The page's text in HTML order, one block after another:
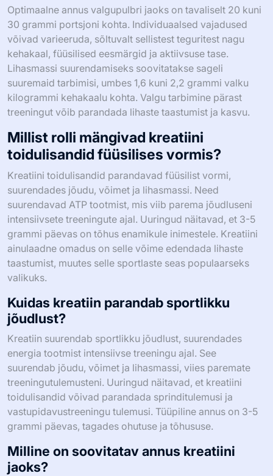
Optimaalne annus valgupulbri jaoks on tavaliselt 20 kuni
30 grammi portsjoni kohta. Individuaalsed vajadused
võivad varieeruda, sõltuvalt sellistest teguritest nagu
kehakaal, füüsilised eesmärgid ja aktiivsuse tase.
Lihasmassi suurendamiseks soovitatakse sageli
suuremaid tarbimisi, umbes 1,6 kuni 2,2 grammi valku
kilogrammi kehakaalu kohta. Valgu tarbimine pärast
treeningut võib parandada lihaste taastumist ja kasvu.
Millist rolli mängivad kreatiini
toidulisandid füüsilises vormis?
Kreatiini toidulisandid parandavad füüsilist vormi,
suurendades jõudu, võimet ja lihasmassi. Need
suurendavad ATP tootmist, mis viib parema jõudluseni
intensiivsete treeningute ajal. Uuringud näitavad, et 3-5
grammi päevas on tõhus enamikule inimestele. Kreatiini
ainulaadne omadus on selle võime edendada lihaste
taastumist, muutes selle sportlaste seas populaarseks
valikuks.
Kuidas kreatiin parandab sportlikku
jõudlust?
Kreatiin suurendab sportlikku jõudlust, suurendades
energia tootmist intensiivse treeningu ajal. See
suurendab jõudu, võimet ja lihasmassi, viies paremate
treeningutulemusteni. Uuringud näitavad, et kreatiini
toidulisandid võivad parandada sprinditulemusi ja
vastupidavustreeningu tulemusi. Tüüpiline annus on 3-5
grammi päevas, tagades ohutuse ja tõhususe.
Milline on soovitatav annus kreatiini
jaoks?